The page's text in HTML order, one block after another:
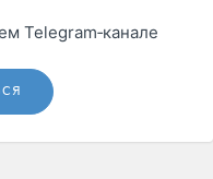
Telegram‑канале